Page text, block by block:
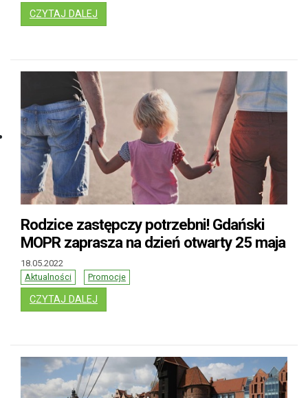
CZYTAJ DALEJ
Rodzice zastępczy potrzebni! Gdański
MOPR zaprasza na dzień otwarty 25 maja
18.05.2022
Aktualności
Promocje
CZYTAJ DALEJ